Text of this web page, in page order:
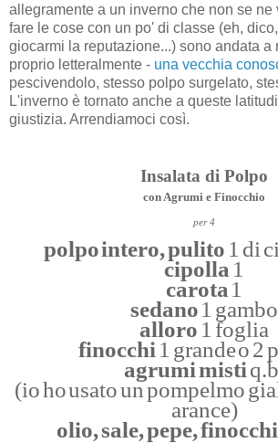
allegramente a un inverno che non se ne
fare le cose con un po' di classe (eh,
giocarmi la reputazione...) sono andata a
proprio letteralmente - una vecchia
pescivendolo, stesso polpo surgelato,
L'inverno è tornato anche a queste
giustizia. Arrendiamoci così.
Insalata di Polpo
con Agrumi e Finocchio
per 4
polpo intero, pulito 1 di
cipolla 1
carota 1
sedano1 gambo
alloro 1 foglia
finocchi 1 grande o 2
agrumi misti
(io ho usato un pompelmo
arance)
olio, sale, pepe,